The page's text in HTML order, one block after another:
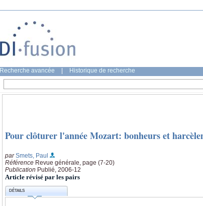
Recherche avancée Historique de recherche
Pour clôturer l'année Mozart: bonheurs et
parSmets, Paul
Référence Revue générale, page (7-20)
Publication Publié, 2006-12
Article révisé par les pairs
DÉTAILS